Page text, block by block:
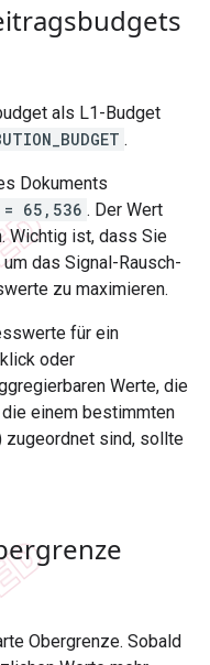
als L1-Budget
.
Dokuments
= 65,536 . Der Wert
Wichtig ist, dass Sie
das Signal-Rausch-
zu maximieren.
für ein
oder
Werte, die
einem bestimmten
zugeordnet sind, sollte
Obergrenze. Sobald